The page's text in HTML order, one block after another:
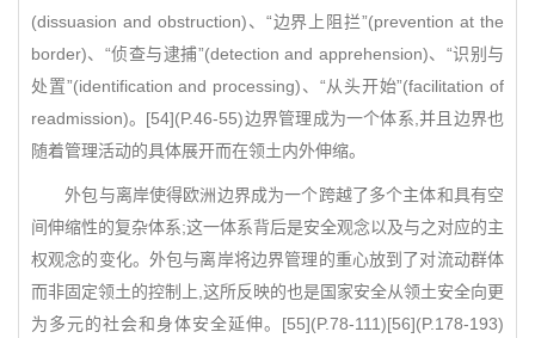
(dissuasion and obstruction)、“边界上阻拦”(prevention at the
border)、“侦查与逮捕”(detection and apprehension)、“识别与
处置”(identification and processing)、“从头开始”(facilitation of
readmission)。[54](P.46-55)边界管理成为一个体系,并且边界也
随着管理活动的具体展开而在领土内外伸缩。
外包与离岸使得欧洲边界成为一个跨越了多个主体和具有空
间伸缩性的复杂体系;这一体系背后是安全观念以及与之对应的主
权观念的变化。外包与离岸将边界管理的重心放到了对流动群体
而非固定领土的控制上,这所反映的也是国家安全从领土安全向更
为多元的社会和身体安全延伸。[55](P.78-111)[56](P.178-193)